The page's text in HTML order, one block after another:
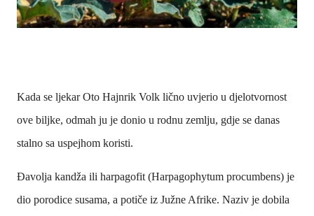
Kada se ljekar Oto Hajnrik Volk lično uvjerio u djelotvornost
ove biljke, odmah ju je donio u rodnu zemlju, gdje se danas
stalno sa uspejhom koristi.
Đavolja kandža ili harpagofit (Harpagophytum procumbens) je
dio porodice susama, a potiče iz Južne Afrike. Naziv je dobila